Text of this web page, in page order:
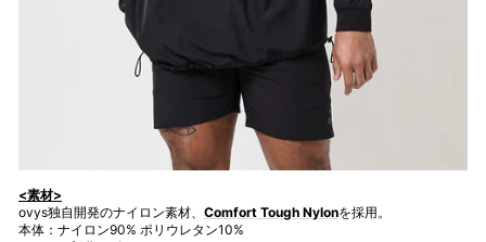
<素材>
ovys独自開発のナイロン素材、 Comfort Tough Nylonを採用。
本体：ナイロン90% ポリウレタン10%